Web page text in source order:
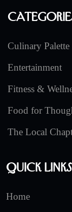
Culinary Palette
Entertainment
Fitness &
Food for
The Local
Quick Links
Home